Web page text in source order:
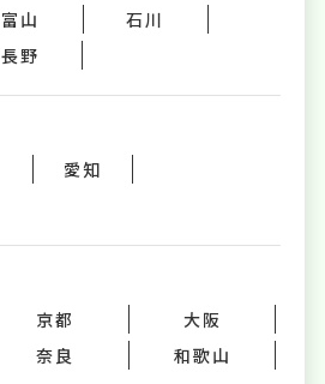
富山
石川
長野
愛知
京都
大阪
奈良 和歌山